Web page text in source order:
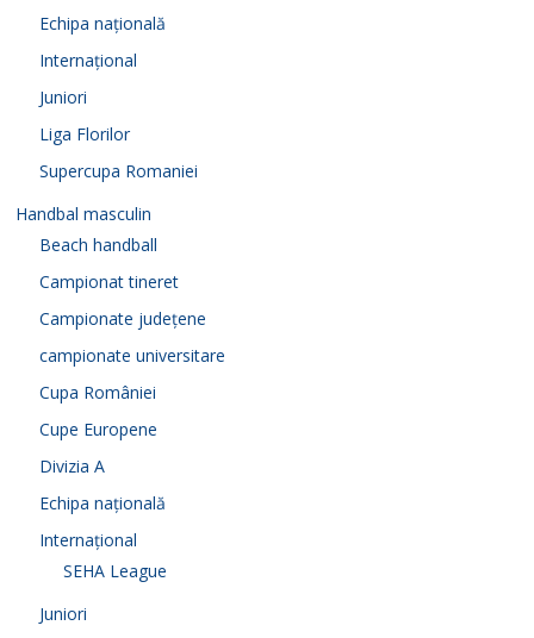
Echipa națională
Internațional
Juniori
Liga Florilor
Supercupa Romaniei
Handbal masculin
Beach handball
Campionat tineret
Campionate județene
campionate universitare
Cupa României
Cupe Europene
Divizia A
Echipa națională
Internațional
SEHA League
Juniori